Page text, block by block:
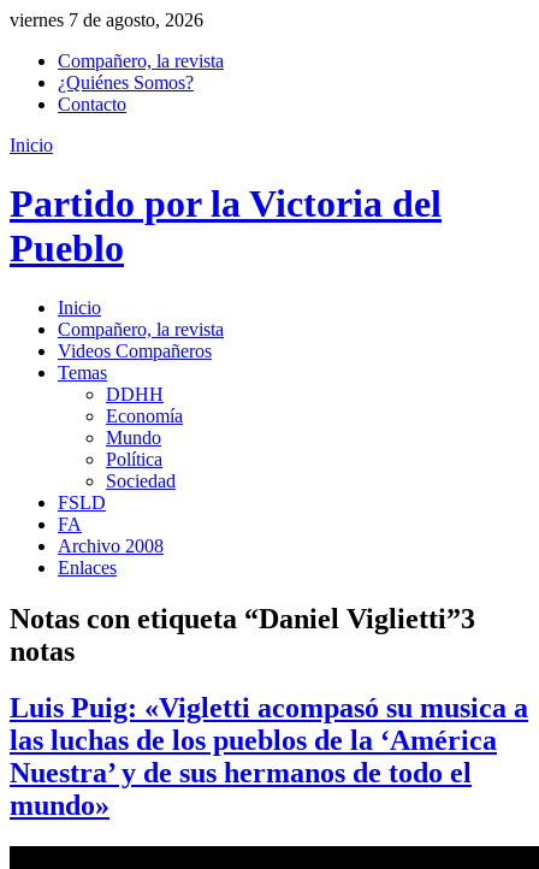
viernes 7 de agosto, 2026
Compañero, la revista
¿Quiénes Somos?
Contacto
Inicio
Partido por la Victoria del
Pueblo
Inicio
Compañero, la revista
Videos Compañeros
Temas
DDHH
Economía
Mundo
Política
Sociedad
FSLD
FA
Archivo 2008
Enlaces
Notas con etiqueta “Daniel Viglietti”3
notas
Luis Puig: «Vigletti acompasó su musica a
las luchas de los pueblos de la ‘América
Nuestra’ y de sus hermanos de todo el
mundo»